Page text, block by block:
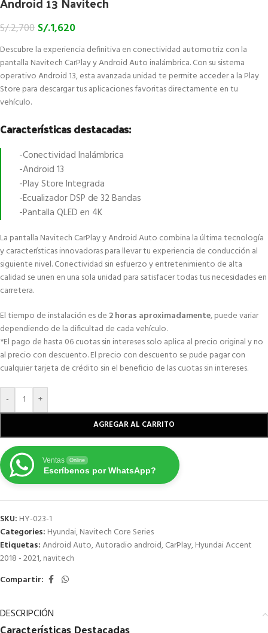
S/.2,700 S/.1,620
Descubre la experiencia definitiva en conectividad automotriz con la
pantalla Navitech CarPlay y Android Auto inalámbrica. Con su sistema
operativo Android 13, esta avanzada unidad te permite acceder a la Play
Store para descargar tus aplicaciones favoritas directamente en tu
vehículo.
Características destacadas:
-Conectividad Inalámbrica
-Android 13
-Play Store Integrada
-Ecualizador DSP de 32 Bandas
-Pantalla QLED en 4K
La pantalla Navitech CarPlay y Android Auto combina la última tecnología
y características innovadoras para llevar tu experiencia de conducción al
siguiente nivel. Conectividad sin esfuerzo y entretenimiento de alta
calidad se unen en una sola unidad para satisfacer todas tus necesidades en
carretera.
El tiempo de instalación es de 2 horas aproximadamente, puede variar
dependiendo de la dificultad de cada vehículo.
*El pago de hasta 06 cuotas sin intereses solo aplica al precio original y no
al precio con descuento. El precio con descuento se pude pagar con
cualquier tarjeta de crédito sin el beneficio de las cuotas sin intereses.
- +
AGREGAR AL CARRITO
Ventas Online
Escríbenos por WhatsApp?
SKU: HY-023-1
Categories: Hyundai,Navitech Core Series
Etiquetas:Android Auto,Autoradio android,CarPlay,Hyundai Accent
2018 - 2021,navitech
Compartir:
DESCRIPCIÓN